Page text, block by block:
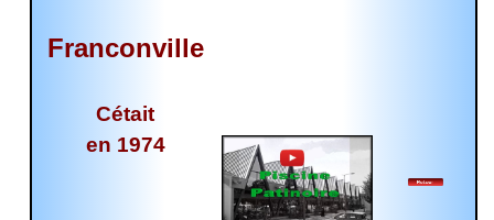
Franconville
Cétait
en 1974